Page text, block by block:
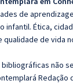
de
infantil. Ética,
de vida
não
Redação